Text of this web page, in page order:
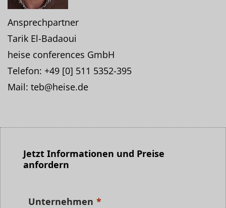
Ansprechpartner
Tarik El-Badaoui
heise conferences GmbH
Telefon: +49 [0] 511 5352-395
Mail: teb@heise.de
Jetzt Informationen und Preise
anfordern
Unternehmen